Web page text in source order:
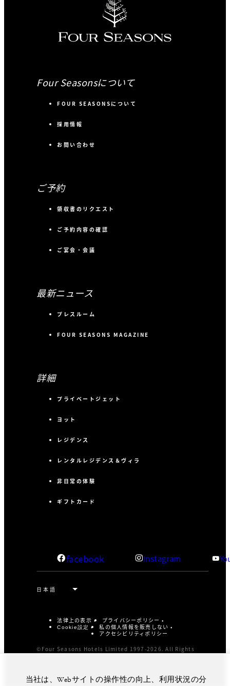
Four Seasonsについて
FOUR SEASONSについて
採用情報
お問い合わせ
ご予約
領収書のリクエスト
ご予約内容の確認
ご宴会・会議
最新ニュース
プレスルーム
FOUR SEASONS MAGAZINE
詳細
プライベートジェット
ヨット
レジデンス
レンタルレジデンス＆ヴィラ
非日常の体験
ギフトカード
facebook Instagram
法律上の表示 プライバシーポリシー
Cookie設定
私の個人情報を販売しない
アクセシビリティポリシー
©Four Seasons Hotels Limited 1997-2026. All Rights
当社は、Webサイトの操作性の向上、利用状況の分